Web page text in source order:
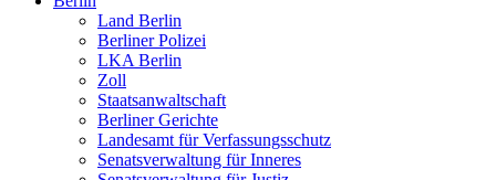
Land Berlin
Berliner Polizei
LKA Berlin
Zoll
Staatsanwaltschaft
Berliner Gerichte
Landesamt für Verfassungsschutz
Senatsverwaltung für Inneres